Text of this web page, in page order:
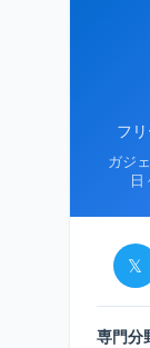
フ
ガジ
日
𝕏
専門分